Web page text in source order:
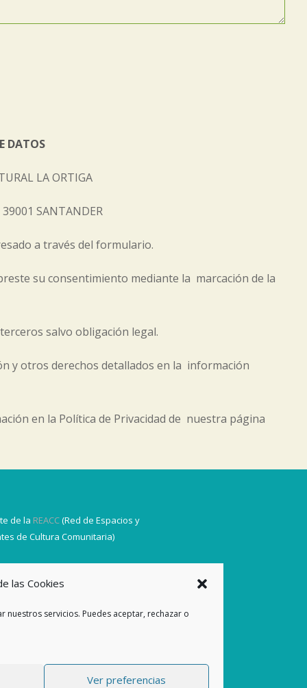
las Cookies
servicios. Puedes aceptar, rechazar o
Ver preferencias
DATOS
LA ORTIGA
SANTANDER
a través del formulario.
su consentimiento mediante la marcación de la
salvo obligación legal.
y otros derechos detallados en la información
en la Política de Privacidad de nuestra página
de la REACC(Red de Espacios y
de Cultura Comunitaria)